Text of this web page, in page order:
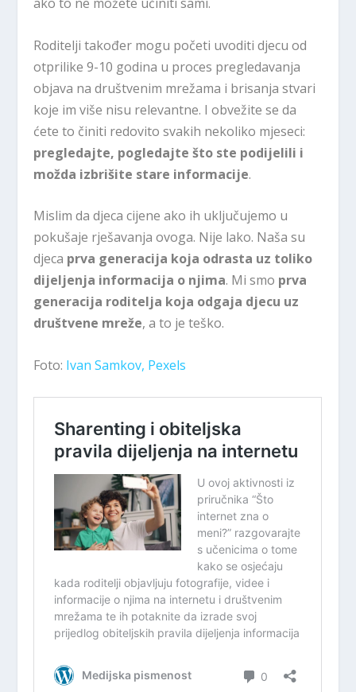
Roditelji također mogu početi uvoditi djecu od
otprilike 9-10 godina u proces pregledavanja
objava na društvenim mrežama i brisanja stvari
koje im više nisu relevantne. I obvežite se da
ćete to činiti redovito svakih nekoliko mjeseci:
pregledajte, pogledajte što ste podijelili i
možda izbrišite stare informacije.
Mislim da djeca cijene ako ih uključujemo u
pokušaje rješavanja ovoga. Nije lako. Naša su
djeca prva generacija koja odrasta uz toliko
dijeljenja informacija o njima. Mi smo prva
generacija roditelja koja odgaja djecu uz
društvene mreže, a to je teško.
Foto: Ivan Samkov, Pexels